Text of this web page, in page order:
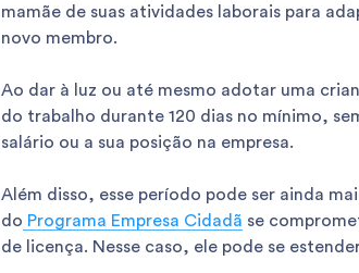
mamãe de suas atividades laborais para
novo membro.
Ao dar à luz ou até mesmo adotar uma
do trabalho durante 120 dias no mínimo,
salário ou a sua posição na empresa.
Além disso, esse período pode ser ainda
do Programa Empresa Cidadã se
de licença. Nesse caso, ele pode se